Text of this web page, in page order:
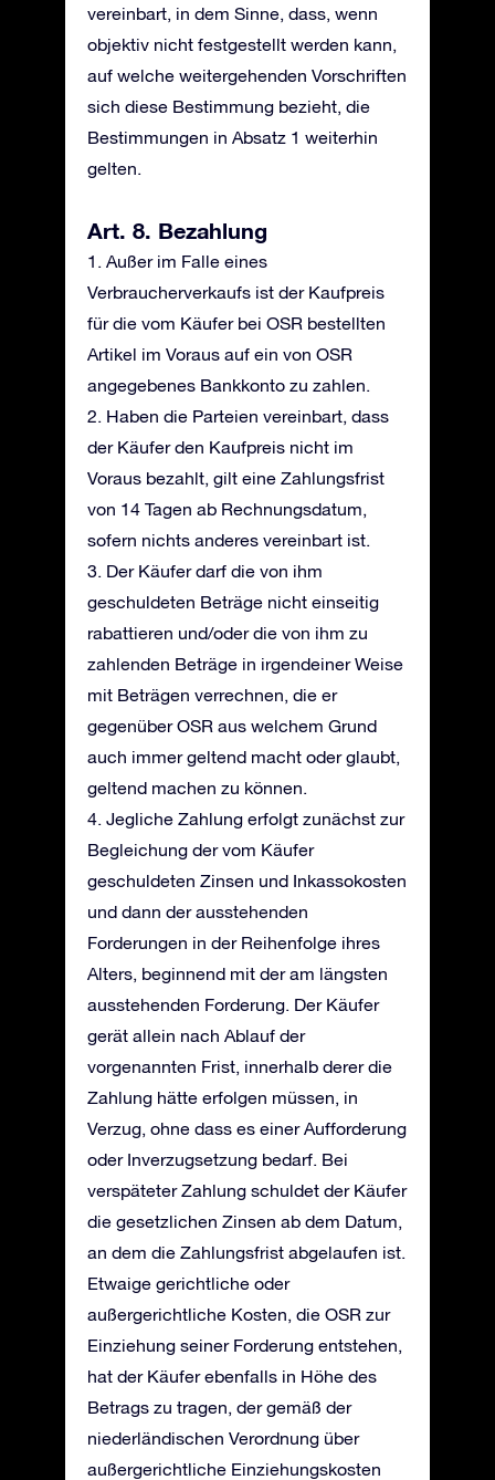
vereinbart, in dem Sinne, dass, wenn
objektiv nicht festgestellt werden kann,
auf welche weitergehenden Vorschriften
sich diese Bestimmung bezieht, die
Bestimmungen in Absatz 1 weiterhin
gelten.
Art. 8. Bezahlung
1. Außer im Falle eines
Verbraucherverkaufs ist der Kaufpreis
für die vom Käufer bei OSR bestellten
Artikel im Voraus auf ein von OSR
angegebenes Bankkonto zu zahlen.
2. Haben die Parteien vereinbart, dass
der Käufer den Kaufpreis nicht im
Voraus bezahlt, gilt eine Zahlungsfrist
von 14 Tagen ab Rechnungsdatum,
sofern nichts anderes vereinbart ist.
3. Der Käufer darf die von ihm
geschuldeten Beträge nicht einseitig
rabattieren und/oder die von ihm zu
zahlenden Beträge in irgendeiner Weise
mit Beträgen verrechnen, die er
gegenüber OSR aus welchem Grund
auch immer geltend macht oder glaubt,
geltend machen zu können.
4. Jegliche Zahlung erfolgt zunächst zur
Begleichung der vom Käufer
geschuldeten Zinsen und Inkassokosten
und dann der ausstehenden
Forderungen in der Reihenfolge ihres
Alters, beginnend mit der am längsten
ausstehenden Forderung. Der Käufer
gerät allein nach Ablauf der
vorgenannten Frist, innerhalb derer die
Zahlung hätte erfolgen müssen, in
Verzug, ohne dass es einer Aufforderung
oder Inverzugsetzung bedarf. Bei
verspäteter Zahlung schuldet der Käufer
die gesetzlichen Zinsen ab dem Datum,
an dem die Zahlungsfrist abgelaufen ist.
Etwaige gerichtliche oder
außergerichtliche Kosten, die OSR zur
Einziehung seiner Forderung entstehen,
hat der Käufer ebenfalls in Höhe des
Betrags zu tragen, der gemäß der
niederländischen Verordnung über
außergerichtliche Einziehungskosten